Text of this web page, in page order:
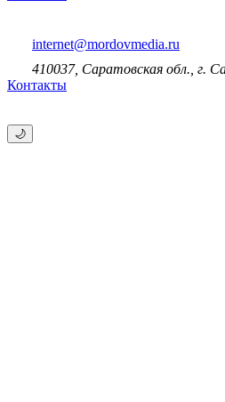
internet@mordovmedia.ru
410037, Саратовская обл., г.
Контакты
🌙